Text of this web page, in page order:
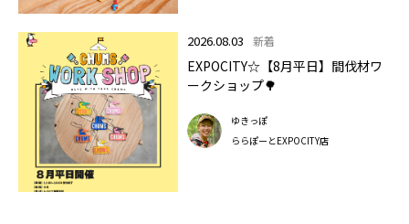
2026.08.03 新着
EXPOCITY☆【8月平日】間伐材ワ
ークショップ🌳
ゆきっぽ
ららぽーとEXPOCITY店